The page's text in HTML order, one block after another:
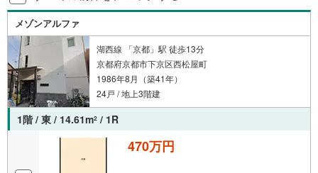
メゾンアルファ
湖西線 「京都」駅 徒歩13分
京都府京都市下京区西松屋町
1986年8月（築41年）
24戸 / 地上3階建
1階 / 東 / 14.61m2 / 1R
470万円